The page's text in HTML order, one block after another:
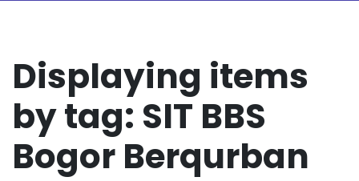
Displaying items
by tag: SIT BBS
Bogor Berqurban